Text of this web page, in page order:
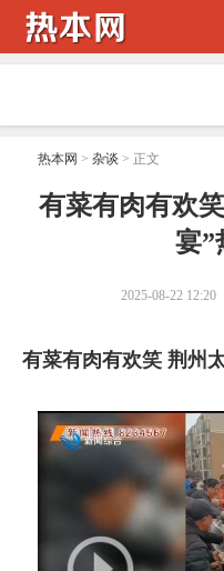
热本网 > 杂谈 > 正文
有菜有肉有欢
宴”
2025-08-22 12:20
有菜有肉有欢笑 荆州